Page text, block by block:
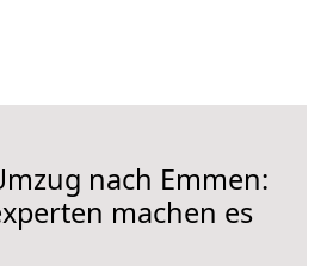
nach Emmen:
machen es